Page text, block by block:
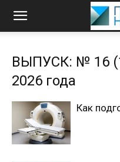
ВЫПУСК: № 16
2026 года
Как